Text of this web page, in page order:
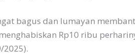
bagus dan lumayan
Rp10 ribu
2025).